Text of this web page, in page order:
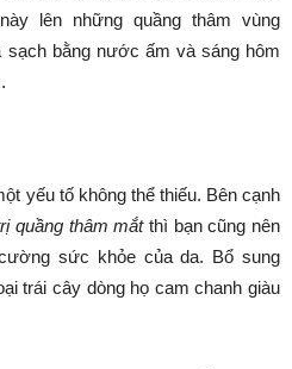
lên những quầng thâm vùng
bằng nước ấm và sáng hôm
yếu tố không thể thiếu. Bên cạnh
quầng thâm mắtthì bạn cũng nên
sức khỏe của da. Bổ sung
trái cây dòng họ cam chanh giàu